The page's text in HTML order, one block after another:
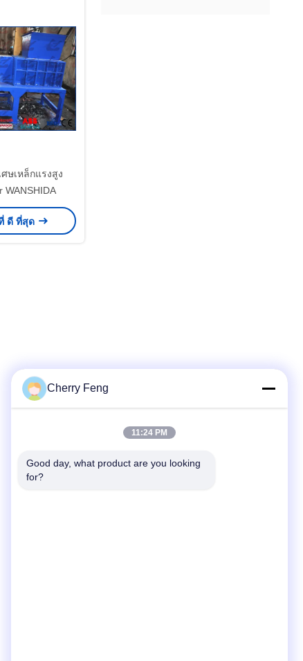
ศษเหล็กแรงสูง
WANSHIDA
ดี ที่สุด
โทรศัพท์
Cherry Feng
11:24 PM
Good day, what product are you looking
for?